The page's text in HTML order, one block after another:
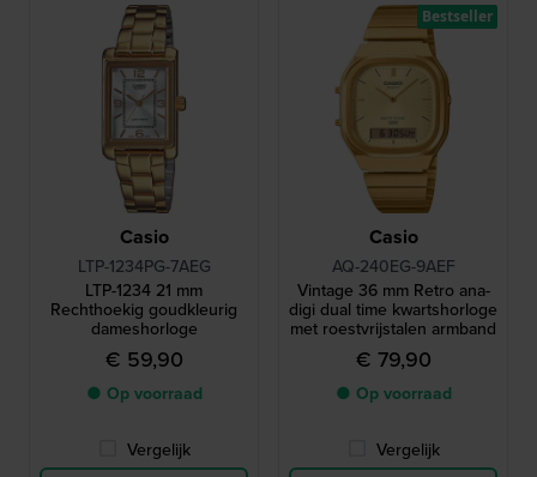
Casio
LTP-1234PG-7AEG
LTP-1234 21 mm
Rechthoekig goudkleurig
dameshorloge
€ 59,90
● Op voorraad
Vergelijk
Casio
AQ-240EG-9AEF
Vintage 36 mm Retro ana-
digi dual time kwartshorloge
met roestvrijstalen armband
€ 79,90
● Op voorraad
Vergelijk
Bestseller